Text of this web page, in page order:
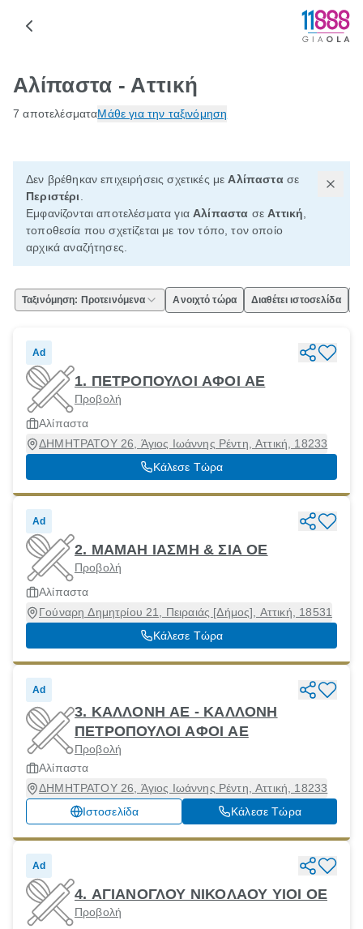
Αλίπαστα - Αττική
7 αποτελέσματαΜάθε για την ταξινόμηση
Δεν βρέθηκαν επιχειρήσεις σχετικές με Αλίπαστασε
Περιστέρι
Εμφανίζονται αποτελέσματα για Αλίπαστα σε Αττική
τοποθεσία που σχετίζεται με τον τόπο, τον οποίο
αρχικά αναζήτησες.
Ταξινόμηση: Προτεινόμενα Ανοιχτό τώρα Διαθέτει ιστοσελίδα
Ad
1. ΠΕΤΡΟΠΟΥΛΟΙ ΑΦΟΙ ΑΕ
Προβολή
Αλίπαστα
ΔΗΜΗΤΡΑΤΟΥ 26, Άγιος Ιωάννης Ρέντη, Αττική, 18233
Κάλεσε Τώρα
Ad
2. ΜΑΜΑΗ ΙΑΣΜΗ & ΣΙΑ ΟΕ
Προβολή
Αλίπαστα
Γούναρη Δημητρίου 21, Πειραιάς [Δήμος], Αττική, 18531
Κάλεσε Τώρα
Ad
3. ΚΑΛΛΟΝΗ ΑΕ - ΚΑΛΛΟΝΗ
ΠΕΤΡΟΠΟΥΛΟΙ ΑΦΟΙ ΑΕ
Προβολή
Αλίπαστα
ΔΗΜΗΤΡΑΤΟΥ 26, Άγιος Ιωάννης Ρέντη, Αττική, 18233
Ιστοσελίδα
Κάλεσε Τώρα
Ad
4. ΑΓΙΑΝΟΓΛΟΥ ΝΙΚΟΛΑΟΥ ΥΙΟΙ ΟΕ
Προβολή